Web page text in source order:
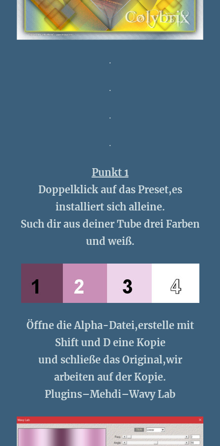
.
.
.
.
Punkt 1
Doppelklick auf das Preset,es
installiert sich alleine.
Such dir aus deiner Tube drei Farben
und weiß.
Öffne die Alpha-Datei,erstelle mit
Shift und D eine Kopie
und schließe das Original,wir
arbeiten auf der Kopie.
Plugins–Mehdi–Wavy Lab